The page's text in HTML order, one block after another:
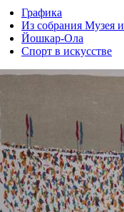
Графика
Из собрания Музея
Йошкар-Ола
Спорт в искусстве